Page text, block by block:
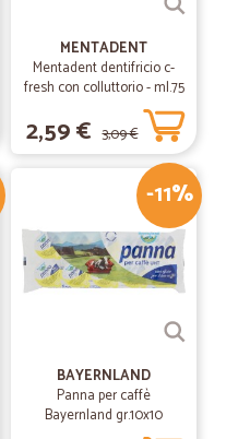
MENTADENT
Mentadent dentifricio c-
fresh con colluttorio - ml.75
2,59 € 3,09 €
-11%
BAYERNLAND
Panna per caffè
Bayernland gr.10x10